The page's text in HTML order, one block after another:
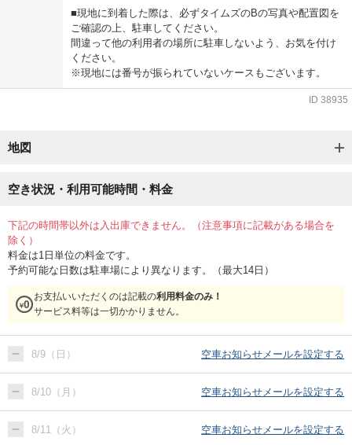
■現地に到着した際は、必ずタイムズのBの写真や配置図を
ご確認の上、駐車してください。
間違って他の利用者の場所に駐車しないよう、お気を付け
ください。
※現地には番号が振られていないケースもございます。
ID 38935
地図
空き状況・利用可能時間・料金
下記の時間帯以外は入出庫できません。（注意事項に記載がある場合を
除く）
料金は1日単位の料金です。
予約可能な日数は駐車場により異なります。（最大14日）
お支払いいただくのは記載の利用料金のみ！
サービス料等は一切かかりません。
8/9（日） 空車お知らせメールを設定する
8/10（月） 空車お知らせメールを設定する
8/11（火） 空車お知らせメールを設定する